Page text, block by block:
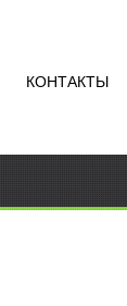
КОНТАКТЫ